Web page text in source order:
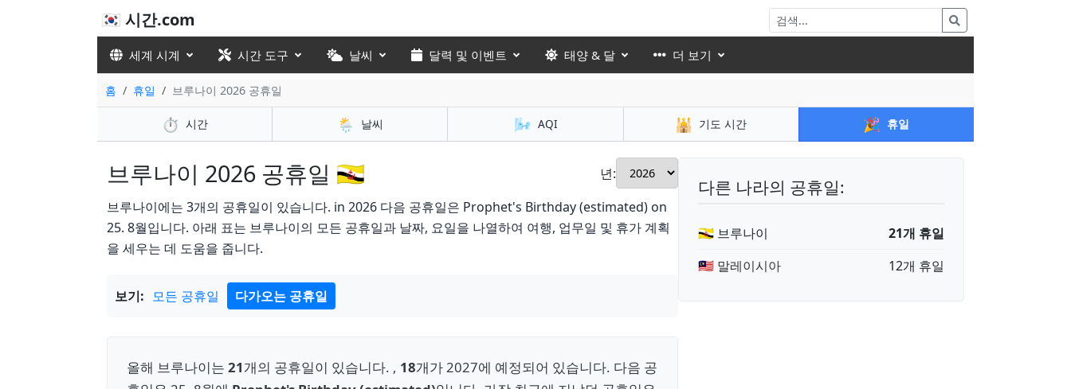
🇰🇷 시간.com
세계 시계 시간 도구 날씨 달력 및 이벤트 태양 & 달 더 보기
홈 휴일 브루나이 2026 공휴일
⏱️ 시간 🌦️ 날씨 🌬️ AQI 🕌 기도 시간 🎉 휴일
브루나이 2026 공휴일 🇧🇳
년:
브루나이에는 3개의 공휴일이 있습니다. in 2026 다음 공휴일은 Prophet's Birthday (estimated) on
25. 8월입니다. 아래 표는 브루나이의 모든 공휴일과 날짜, 요일을 나열하여 여행, 업무일 및 휴가 계획
을 세우는 데 도움을 줍니다.
보기: 모든 공휴일 다가오는 공휴일
올해 브루나이는 21개의 공휴일이 있습니다. , 18개가 2027에 예정되어 있습니다. 다음 공
다른 나라의 공휴일:
🇧🇳 브루나이
21개 휴일
🇲🇾 말레이시아
12개 휴일